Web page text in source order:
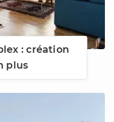
: création
plus